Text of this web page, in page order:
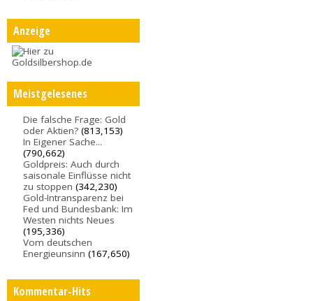
Anzeige
Meistgelesenes
Die falsche Frage: Gold
oder Aktien? (813,153)
In Eigener Sache...
(790,662)
Goldpreis: Auch durch
saisonale Einflüsse nicht
zu stoppen (342,230)
Gold-Intransparenz bei
Fed und Bundesbank: Im
Westen nichts Neues
(195,336)
Vom deutschen
Energieunsinn (167,650)
Kommentar-Hits